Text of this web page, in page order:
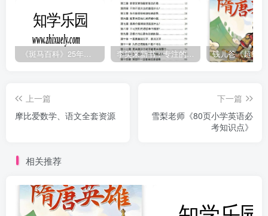
李笑来新书：专注的真相 [PDF]
上一篇
摩比爱数学、语文全套资源
下一篇
雪梨老师《80页小学英语必
考知识点》
相关推荐